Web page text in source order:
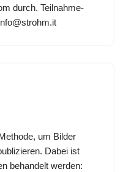
durch. Teilnahme-
um Bilder
Dabei ist
behandelt werden: